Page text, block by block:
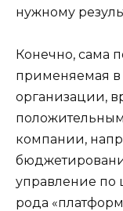
нужному
Конечно, сама
применяемая в
организации,
компании,
управление по
рода